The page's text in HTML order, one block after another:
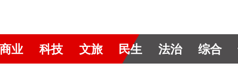
商业 科技 文旅 民生 法治 综合